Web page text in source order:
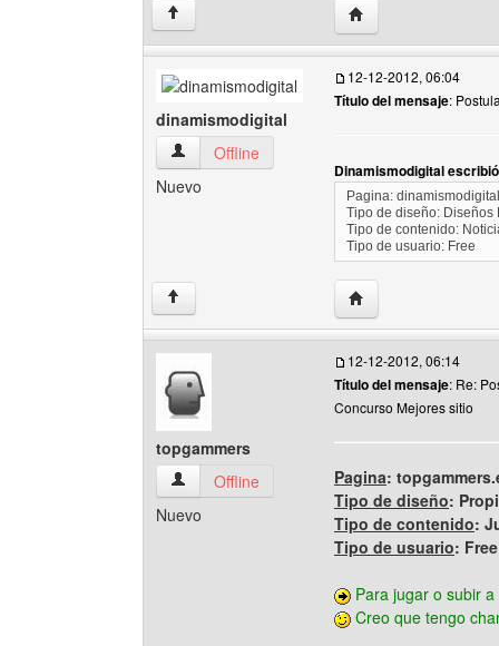
↑ Visitar sitio web del
dinamismodigital
dinamismodigital Ver perfil del usuario
Offline
Nuevo
12-12-2012, 06:04
Título del mensaje:
Dinamismodigital
Pagina:
Tipo de diseño: Diseños
Tipo de contenido:
Tipo de usuario: Free
↑ Visitar sitio web del
topgammers
topgammers Ver perfil del usuario
Offline
Nuevo
12-12-2012, 06:14
Título del mensaje: Re:
Concurso Mejores sitio
Pagina:
Tipo de diseño:
Tipo de contenido:
Tipo de usuario: Free
Para jugar o subir
Creo que tengo